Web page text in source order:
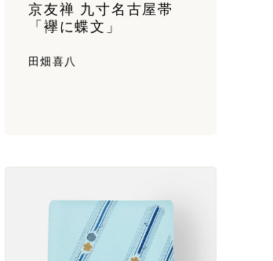
京友禅 九寸名古屋帯
「襷に蝶文」
田畑喜八